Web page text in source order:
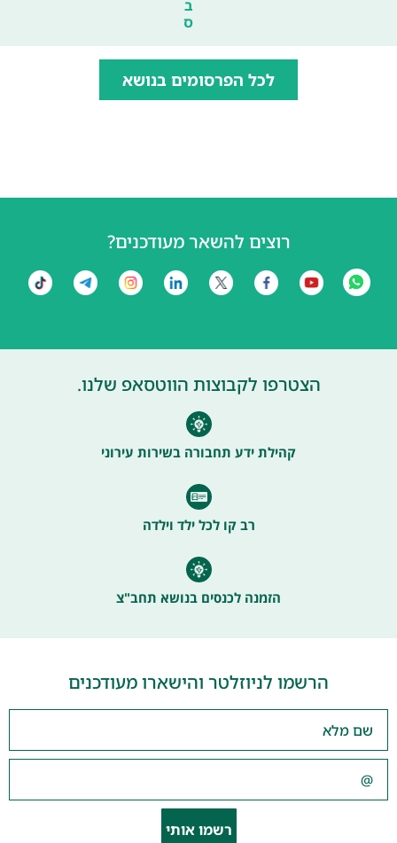
ב
ס
לכל הפרסומים בנושא
רוצים להשאר מעודכנים?
הצטרפו לקבוצות הווטסאפ שלנו.
קהילת ידע תחבורה בשירות עירוני
רב קו לכל ילד וילדה
הזמנה לכנסים בנושא תחב"צ
הרשמו לניוזלטר והישארו מעודכנים
רשמו אותי